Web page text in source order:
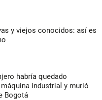
y viejos conocidos: así es
habría quedado
industrial y murió
Bogotá